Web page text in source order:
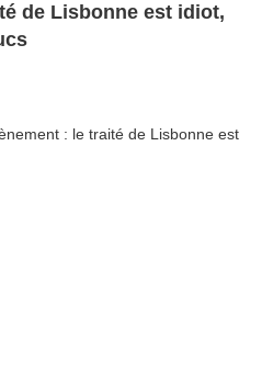
de Lisbonne est idiot,